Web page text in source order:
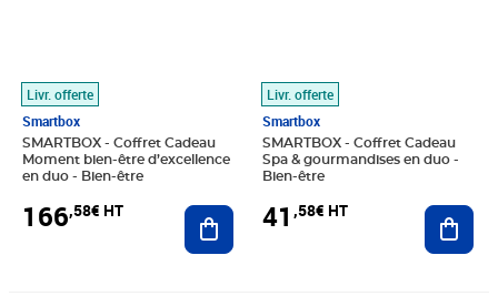
Livr. offerte
Smartbox
SMARTBOX - Coffret Cadeau
Moment bien-être d’excellence
en duo - Bien-être
166,58€ HT Ajouter au panier
Livr. offerte
Smartbox
SMARTBOX - Coffret Cadeau
Spa & gourmandises en duo -
Bien-être
41 ,58€ HT